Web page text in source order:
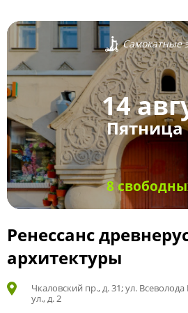
Самокатные
14
Пятница
8
Ренессанс
архитектуры
Чкаловский пр., д. 31; ул.
ул., д. 2